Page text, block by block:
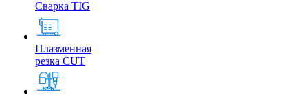
Сварка TIG
Плазменная
резка CUT